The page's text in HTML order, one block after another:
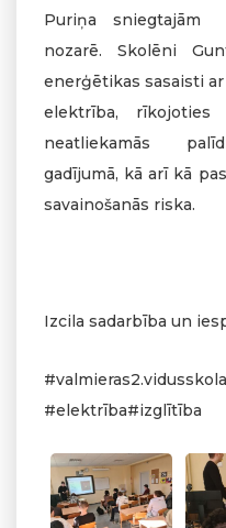
Puriņa sniegtajām
nozarē. Skolēni
enerģētikas sasaisti
elektrība,
neatliekamās
gadījumā, kā arī kā
savainošanās riska.
Izcila sadarbība un
#elektrība#izglītība